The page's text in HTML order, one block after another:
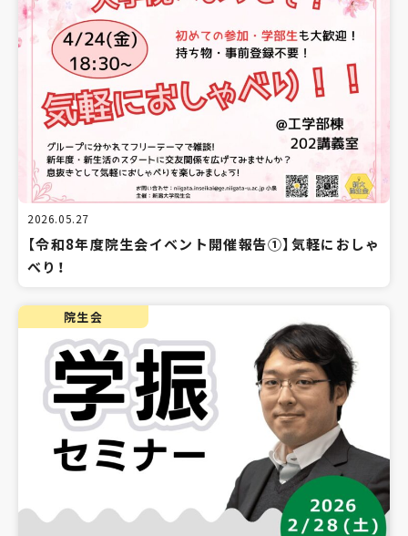
2026.05.27
【令和8年度院生会イベント開催報告①】気軽におしゃ
べり！
院生会